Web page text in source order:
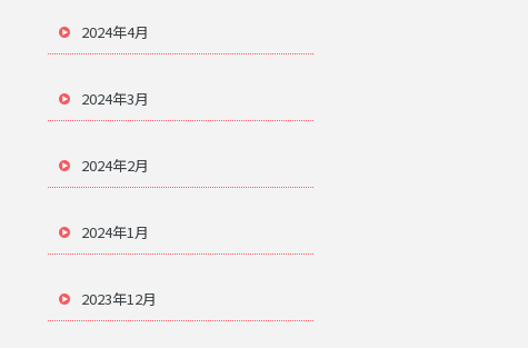
2024年4月
2024年3月
2024年2月
2024年1月
2023年12月